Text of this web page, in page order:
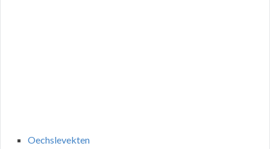
Oechslevekten